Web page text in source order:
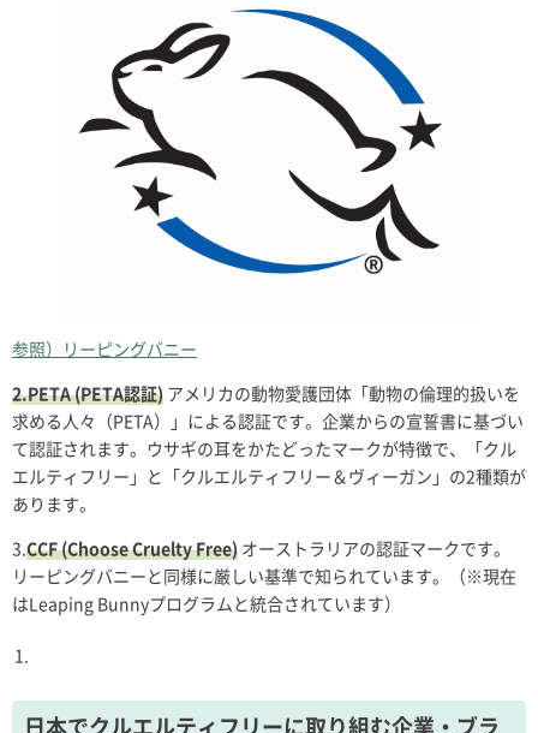
参照）リーピングバニー
2.PETA (PETA認証) アメリカの動物愛護団体「動物の倫理的扱いを
求める人々（PETA）」による認証です。企業からの宣誓書に基づい
て認証されます。ウサギの耳をかたどったマークが特徴で、「クル
エルティフリー」と「クルエルティフリー＆ヴィーガン」の2種類が
あります。
3. CCF (Choose Cruelty Free) オーストラリアの認証マークです。
リーピングバニーと同様に厳しい基準で知られています。（※現在
はLeaping Bunnyプログラムと統合されています）
日本でクルエルティフリーに取り組む企業・ブラ